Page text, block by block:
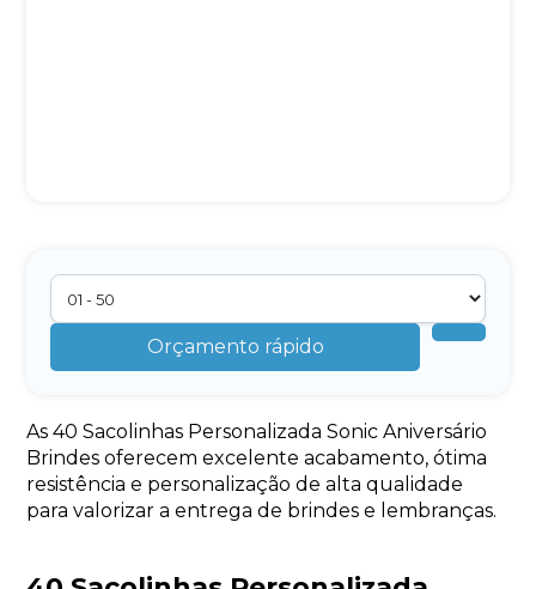
Orçamento rápido
As 40 Sacolinhas Personalizada Sonic Aniversário
Brindes oferecem excelente acabamento, ótima
resistência e personalização de alta qualidade
para valorizar a entrega de brindes e lembranças.